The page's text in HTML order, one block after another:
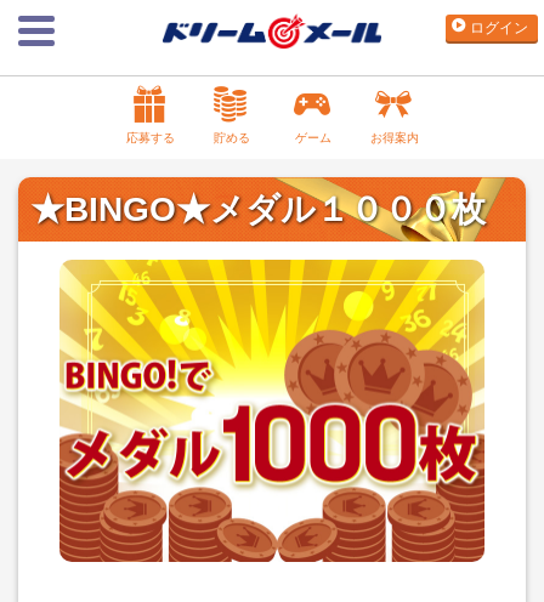
ログイン
応募する 貯める ゲーム お得案内
★BINGO★メダル１０００枚